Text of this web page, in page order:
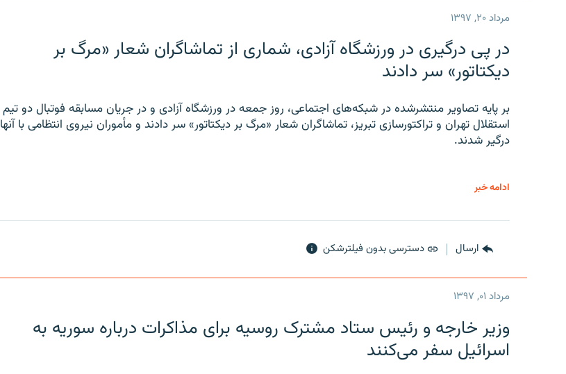
مرداد ۲۰, ۱۳۹۷
در پی درگیری در ورزشگاه آزادی، شماری از تماشاگران شعار «مرگ بر
دیکتاتور» سر دادند
بر پایه تصاویر منتشرشده در شبکه‌های اجتماعی، روز جمعه در ورزشگاه آزادی و در جریان مسابقه فوتبال دو تیم
استقلال تهران و تراکتورسازی تبریز، تماشاگران شعار «مرگ بر دیکتاتور» سر دادند و مأموران نیروی انتظامی با آنها
درگیر شدند.
ادامه خبر
ارسال دسترسی بدون فیلترشکن
مرداد ۰۱, ۱۳۹۷
وزیر خارجه و رئیس‌ ستاد مشترک روسیه برای مذاکرات درباره سوریه به
اسرائیل سفر می‌کنند